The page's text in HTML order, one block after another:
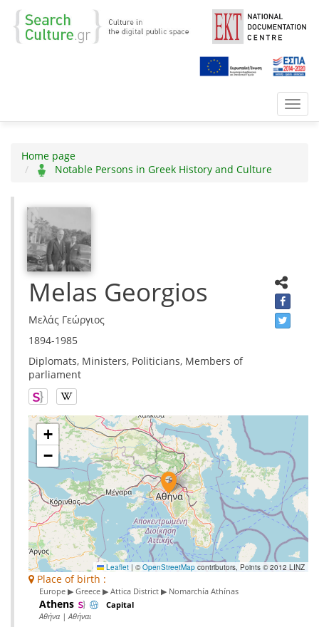
Home page
Notable Persons in Greek History and Culture
Melas Georgios
Μελάς Γεώργιος
1894-1985
Diplomats, Ministers, Politicians, Members of
parliament
+
−
Leaflet | ©OpenStreetMap contributors, Points © 2012 LINZ
Place of birth :
Europe ▶ Greece ▶ Attica District ▶ Nomarchía Athínas
Athens Capital
Αθήνα | Αθήναι